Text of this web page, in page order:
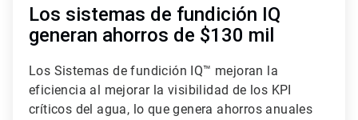
Los sistemas de fundición IQ
generan ahorros de $130 mil
Los Sistemas de fundición IQ™ mejoran la
eficiencia al mejorar la visibilidad de los KPI
críticos del agua, lo que genera ahorros anuales